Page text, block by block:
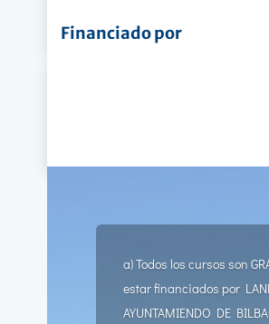
Financiado por
a) Todos los cursos son
estar financiados por
AYUNTAMIENDO DE